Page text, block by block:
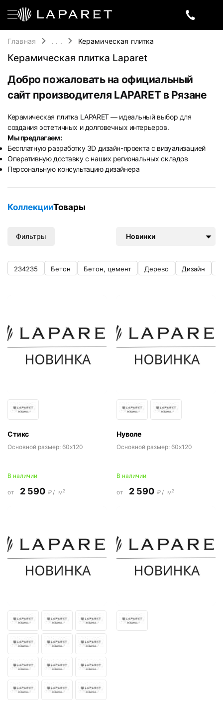
Главная . . . Керамическая плитка
Керамическая плитка Laparet
Добро пожаловать на официальный
сайт производителя LAPARET в Рязане
Керамическая плитка LAPARET — идеальный выбор для
создания эстетичных и долговечных интерьеров.
Мы предлагаем:
Бесплатную разработку 3D дизайн-проекта с визуализацией
Оперативную доставку с наших региональных складов
Персональную консультацию дизайнера
234235 Бетон Бетон, цемент Дерево Дизайн
Фильтры
КоллекцииТовары
Новинки
Стикс
Основной размер: 60x120
В наличии
от 2 590 ₽/ м2
Нуволе
Основной размер: 60x120
В наличии
от 2 590 ₽/ м2